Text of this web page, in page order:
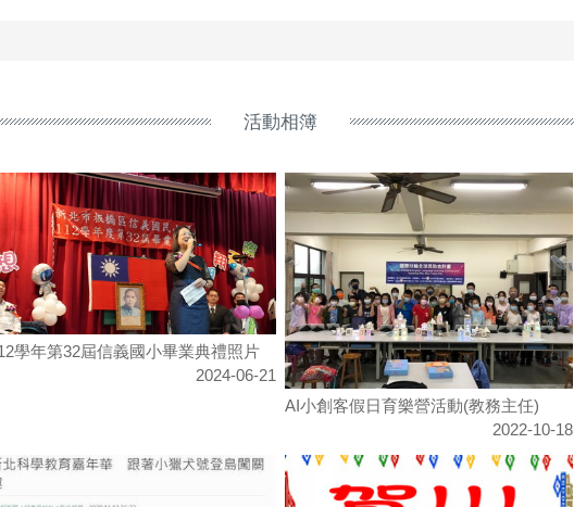
活動相簿
學年第32屆信義國小畢業典禮照片
2024-06-21
AI小創客假日育樂營活動(教務主任)
2022-10-18